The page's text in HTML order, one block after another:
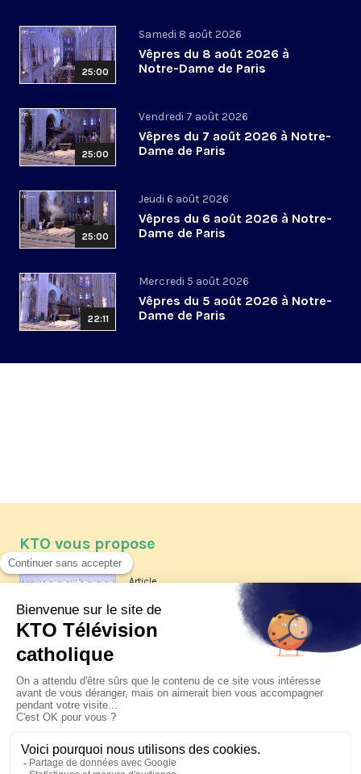
25:00
Samedi 8 août 2026
Vêpres du 8 août 2026 à
Notre-Dame de Paris
25:00
Vendredi 7 août 2026
Vêpres du 7 août 2026 à Notre-
Dame de Paris
25:00
Jeudi 6 août 2026
Vêpres du 6 août 2026 à Notre-
Dame de Paris
22:11
Mercredi 5 août 2026
Vêpres du 5 août 2026 à Notre-
Dame de Paris
KTO vous propose
Article
Les reportages d'été 2026 de KTO
La visite pastorale du pape Léon
XIV à Assise à suivre sur KTO le
jeudi 6 août
Le pape en Uruguay, Argentine et
Pérou du 6 au 17 novembre 2026